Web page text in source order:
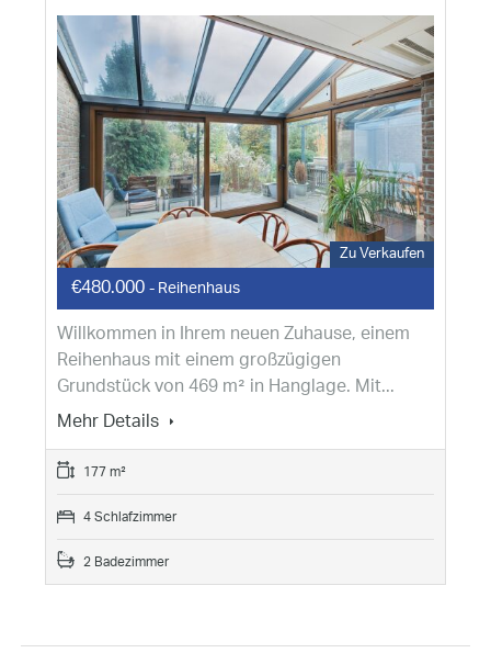
Zu Verkaufen
€480.000 - Reihenhaus
Willkommen in Ihrem neuen Zuhause, einem
Reihenhaus mit einem großzügigen
Grundstück von 469 m² in Hanglage. Mit...
Mehr Details
177 m²
4 Schlafzimmer
2 Badezimmer